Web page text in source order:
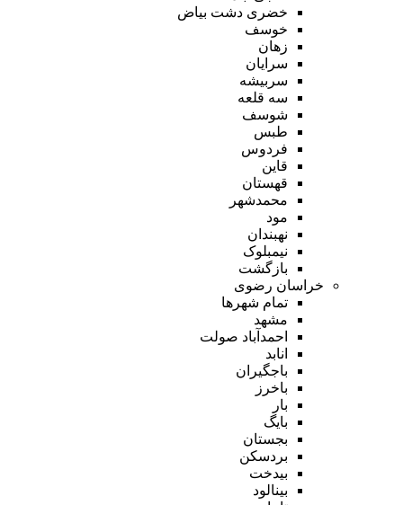
خضری دشت بیاض
خوسف
زهان
سرایان
سربیشه
سه قلعه
شوسف
طبس
فردوس
قاین
قهستان
محمدشهر
مود
نهبندان
نیمبلوک
بازگشت
خراسان رضوی
تمام شهر‌ها
مشهد
احمدآباد صولت
انابد
باجگیران
باخرز
بار
بایگ
بجستان
بردسکن
بیدخت
بینالود